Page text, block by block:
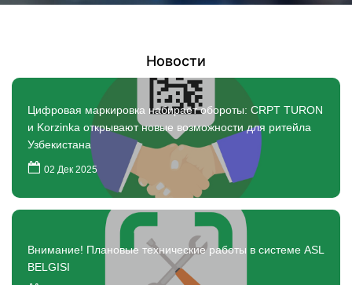
Новости
Цифровая маркировка набирает обороты: CRPT TURON
и Korzinka открывают новые возможности для ритейла
Узбекистана
02 Дек 2025
Внимание! Плановые технические работы в системе ASL
BELGISI